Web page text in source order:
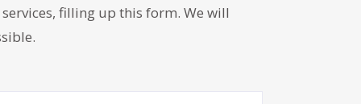
filling up this form. We will